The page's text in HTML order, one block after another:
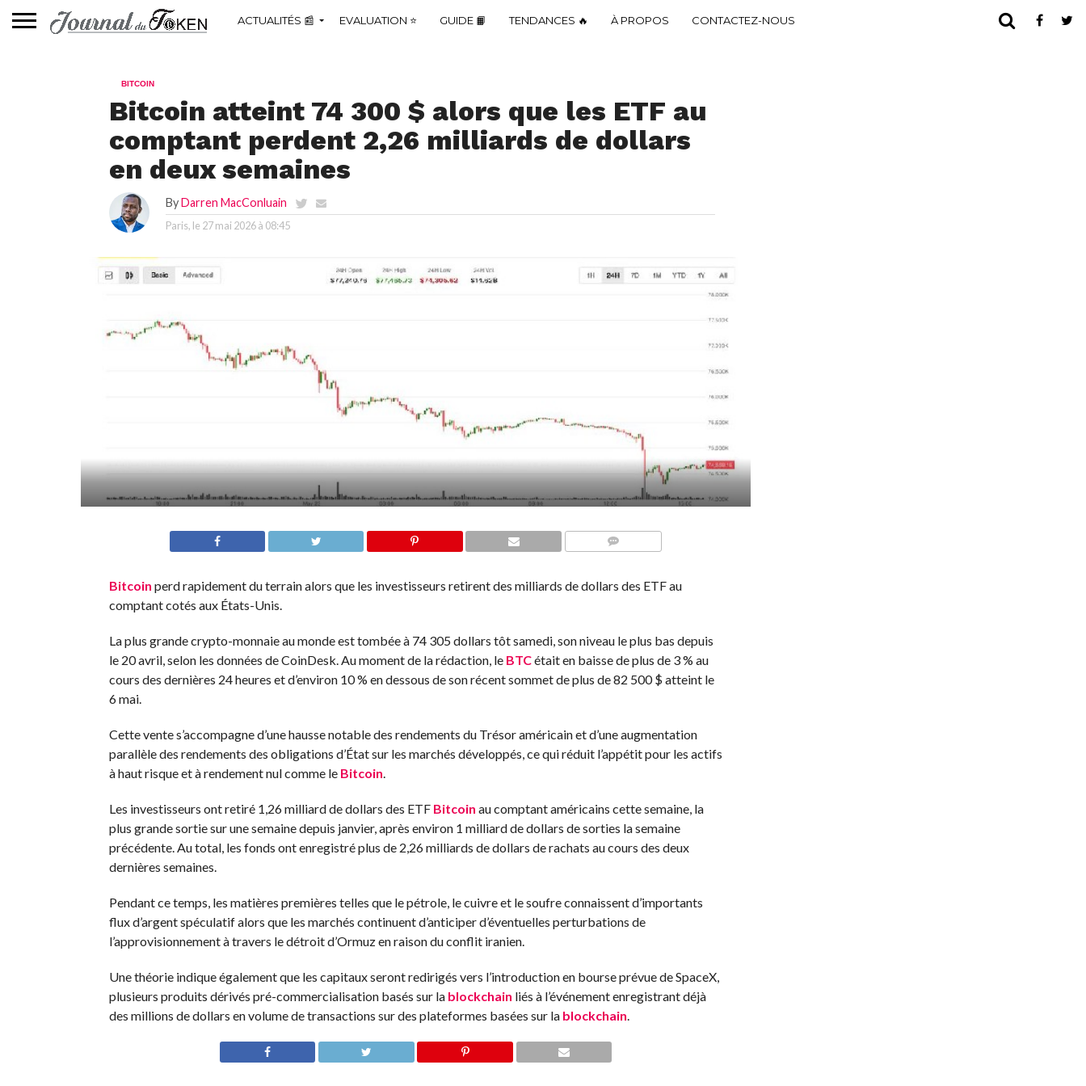
ACTUALITÉS 📰 EVALUATION ⭐ GUIDE 📙 TENDANCES 🔥 À PROPOS CONTACTEZ-NOUS
BITCOIN
Bitcoin atteint 74 300 $ alors que les ETF au
comptant perdent 2,26 milliards de dollars
en deux semaines
ByDarren MacConluain
Paris, le 27 mai 2026 à 08:45
Bitcoin perd rapidement du terrain alors que les investisseurs retirent des milliards de dollars des ETF au
comptant cotés aux États-Unis.
La plus grande crypto-monnaie au monde est tombée à 74 305 dollars tôt samedi, son niveau le plus bas depuis
le 20 avril, selon les données de CoinDesk. Au moment de la rédaction, le BTCétait en baisse de plus de 3 % au
cours des dernières 24 heures et d’environ 10 % en dessous de son récent sommet de plus de 82 500 $ atteint le
6 mai.
Cette vente s’accompagne d’une hausse notable des rendements du Trésor américain et d’une augmentation
parallèle des rendements des obligations d’État sur les marchés développés, ce qui réduit l’appétit pour les actifs
à haut risque et à rendement nul comme le Bitcoin.
Les investisseurs ont retiré 1,26 milliard de dollars des ETF Bitcoin au comptant américains cette semaine, la
plus grande sortie sur une semaine depuis janvier, après environ 1 milliard de dollars de sorties la semaine
précédente. Au total, les fonds ont enregistré plus de 2,26 milliards de dollars de rachats au cours des deux
dernières semaines.
Pendant ce temps, les matières premières telles que le pétrole, le cuivre et le soufre connaissent d’importants
flux d’argent spéculatif alors que les marchés continuent d’anticiper d’éventuelles perturbations de
l’approvisionnement à travers le détroit d’Ormuz en raison du conflit iranien.
Une théorie indique également que les capitaux seront redirigés vers l’introduction en bourse prévue de SpaceX,
plusieurs produits dérivés pré-commercialisation basés sur la blockchain liés à l’événement enregistrant déjà
des millions de dollars en volume de transactions sur des plateformes basées sur la blockchain.